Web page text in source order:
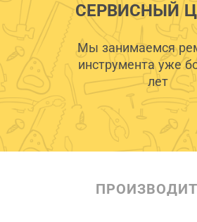
СЕРВИСНЫЙ
Мы занимаемся
инструмента уже
лет